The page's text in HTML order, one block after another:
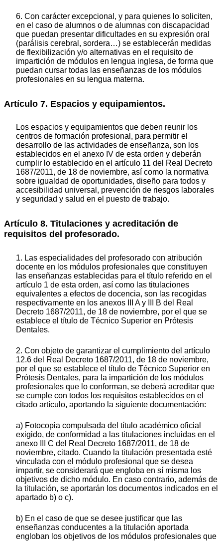
6. Con carácter excepcional, y para quienes lo soliciten,
en el caso de alumnos o de alumnas con discapacidad
que puedan presentar dificultades en su expresión oral
(parálisis cerebral, sordera…) se establecerán medidas
de flexibilización y/o alternativas en el requisito de
impartición de módulos en lengua inglesa, de forma que
puedan cursar todas las enseñanzas de los módulos
profesionales en su lengua materna.
Artículo 7. Espacios y equipamientos.
Los espacios y equipamientos que deben reunir los
centros de formación profesional, para permitir el
desarrollo de las actividades de enseñanza, son los
establecidos en el anexo IV de esta orden y deberán
cumplir lo establecido en el artículo 11 del Real Decreto
1687/2011, de 18 de noviembre, así como la normativa
sobre igualdad de oportunidades, diseño para todos y
accesibilidad universal, prevención de riesgos laborales
y seguridad y salud en el puesto de trabajo.
Artículo 8. Titulaciones y acreditación de
requisitos del profesorado.
1. Las especialidades del profesorado con atribución
docente en los módulos profesionales que constituyen
las enseñanzas establecidas para el título referido en el
artículo 1 de esta orden, así como las titulaciones
equivalentes a efectos de docencia, son las recogidas
respectivamente en los anexos III A y III B del Real
Decreto 1687/2011, de 18 de noviembre, por el que se
establece el título de Técnico Superior en Prótesis
Dentales.
2. Con objeto de garantizar el cumplimiento del artículo
12.6 del Real Decreto 1687/2011, de 18 de noviembre,
por el que se establece el título de Técnico Superior en
Prótesis Dentales, para la impartición de los módulos
profesionales que lo conforman, se deberá acreditar que
se cumple con todos los requisitos establecidos en el
citado artículo, aportando la siguiente documentación:
a) Fotocopia compulsada del título académico oficial
exigido, de conformidad a las titulaciones incluidas en el
anexo III C del Real Decreto 1687/2011, de 18 de
noviembre, citado. Cuando la titulación presentada esté
vinculada con el módulo profesional que se desea
impartir, se considerará que engloba en sí misma los
objetivos de dicho módulo. En caso contrario, además de
la titulación, se aportarán los documentos indicados en el
apartado b) o c).
b) En el caso de que se desee justificar que las
enseñanzas conducentes a la titulación aportada
engloban los objetivos de los módulos profesionales que